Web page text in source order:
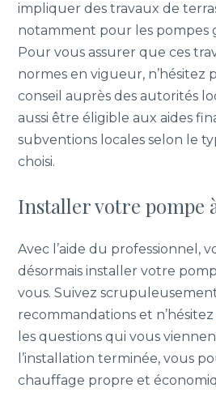
impliquer des travaux de
notamment pour les pompes
Pour vous assurer que ces
normes en vigueur, n’hésitez
conseil auprès des autorités
aussi être éligible aux aides
subventions locales selon le
choisi.
Installer votre pompe
Avec l’aide du professionnel,
désormais installer votre
vous. Suivez
recommandations et
les questions qui vous
l’installation terminée, vous
chauffage propre et